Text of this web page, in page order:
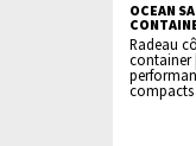
OCEAN
Radeau
container
compacts